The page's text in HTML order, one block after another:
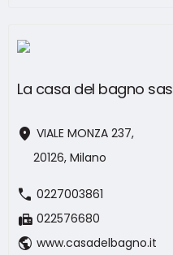
La casa del bagno sas
location_on VIALE MONZA 237,
20126, Milano
call 0227003861
fax 022576680
public www.casadelbagno.it